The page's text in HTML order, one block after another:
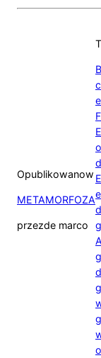
Opublikowanow
METAMORFOZA
przezde marco